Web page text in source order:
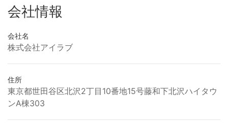
会社情報
会社名
株式会社アイラブ
住所
東京都世田谷区北沢2丁目10番地15号藤和下北沢ハイタウ
ンA棟303